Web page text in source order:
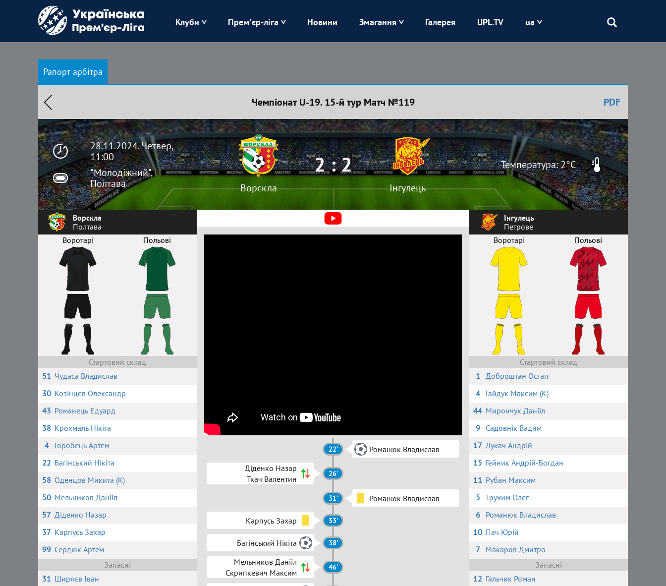
Клуби
Зоря Карпати Колос Кривбас
Полісся Харків Чорноморець Шахтар
Прем'єр-ліга Новини Змагання Галерея UPL.TV ua
Рапорт арбітра
Чемпіонат U-19. 15-й тур Матч №119 PDF
28.11.2024. Четвер,
11:00
"Молодіжний",
Полтава
Ворскла
2 : 2
Інгулець
Температура: 2°C
Ворскла
Полтава
Воротарі
Польові
Стартовий склад
51 Чудаса Владислав
30 Козінцев Олександр
43 Романець Едуард
38 Крохмаль Нікіта
4
Горобець Артем
22 Багінський Нікіта
58 Оденцов Микита (К)
50 Мельников Данііл
57 Діденко Назар
37 Карпусь Захар
99 Сердюк Артем
Запасні
31 Ширяєв Іван
22'
Романюк Владислав
Діденко Назар
Ткач Валентин
26'
31' Романюк Владислав
Карпусь Захар 33'
Багінський Нікіта 38'
Мельников Данііл
Скрипкевич Максим
46'
Інгулець
Петрове
Воротарі
Польові
Стартовий склад
1 Доброштан Остап
4
Гайдук Максим (К)
44 Мирончук Даніїл
9
Садовнік Вадим
17 Лукач Андрій
15 Гейник Андрій-Богдан
11 Рубан Максим
5 Трухим Олег
6
Романюк Владислав
10 Пач Юрій
7
Макаров Дмитро
Запасні
12 Гальчик Роман